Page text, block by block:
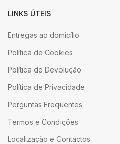
LINKS ÚTEIS
Entregas ao domicílio
Política de Cookies
Política de Devolução
Política de Privacidade
Perguntas Frequentes
Termos e Condições
Localização e Contactos